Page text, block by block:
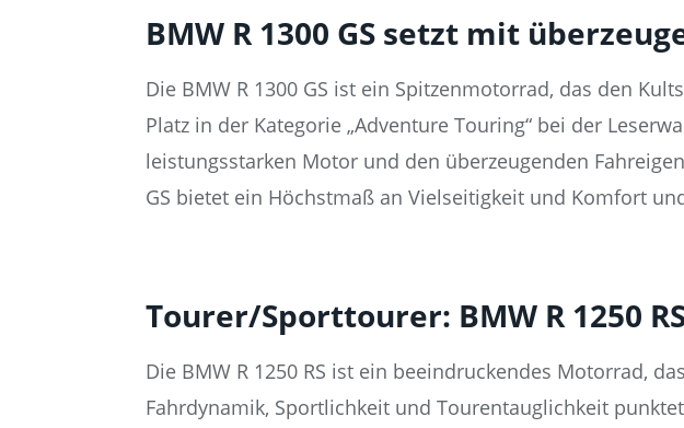
BMW R 1300 GS setzt mit
Die BMW R 1300 GS ist ein Spitzenmotorrad, das den
Platz in der Kategorie „Adventure Touring“ bei der
leistungsstarken Motor und den überzeugenden
GS bietet ein Höchstmaß an Vielseitigkeit und Komfort
Tourer/Sporttourer: BMW R 1250
Die BMW R 1250 RS ist ein beeindruckendes Motorrad,
Fahrdynamik, Sportlichkeit und Tourentauglichkeit